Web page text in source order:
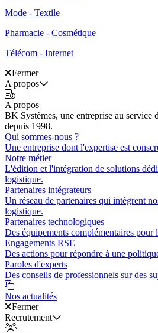
Mode - Textile
Pharmacie - Cosmétique
Télécom - Internet
Fermer
A propos
A propos
BK Systèmes, une entreprise au service
depuis 1998.
Qui sommes-nous ?
Une entreprise dont l'expertise est
Notre métier
L'édition et l'intégration de solutions
logistique.
Partenaires intégrateurs
Un réseau de partenaires qui intègrent
logistique.
Partenaires technologiques
Des équipements complémentaires
Engagements RSE
Des actions pour répondre à une
Paroles d'experts
Des conseils de professionnels sur des
Nos actualités
Fermer
Recrutement